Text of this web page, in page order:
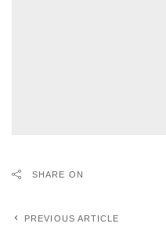
SHARE ON
PREVIOUS ARTICLE